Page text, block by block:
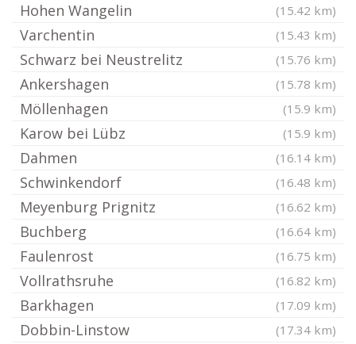
Hohen Wangelin (15.42 km)
Varchentin (15.43 km)
Schwarz bei Neustrelitz (15.76 km)
Ankershagen (15.78 km)
Möllenhagen (15.9 km)
Karow bei Lübz (15.9 km)
Dahmen (16.14 km)
Schwinkendorf (16.48 km)
Meyenburg Prignitz (16.62 km)
Buchberg (16.64 km)
Faulenrost (16.75 km)
Vollrathsruhe (16.82 km)
Barkhagen (17.09 km)
Dobbin-Linstow (17.34 km)